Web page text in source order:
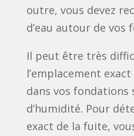
outre, vous devez
d’eau autour de vos
Il peut être très
l’emplacement exact
dans vos fondations
d’humidité. Pour
exact de la fuite,